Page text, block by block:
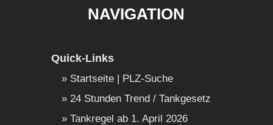
NAVIGATION
Quick-Links
Startseite | PLZ-Suche
24 Stunden Trend / Tankgesetz
Tankregel ab 1. April 2026